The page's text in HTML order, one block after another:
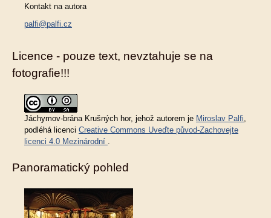
Kontakt na autora
palfi@palfi.cz
Licence - pouze text, nevztahuje se na
fotografie!!!
Jáchymov-brána Krušných hor, jehož autorem je Miroslav Palfi
podléhá licenci Creative Commons Uveďte původ-Zachovejte
licenci 4.0 Mezinárodní
Panoramatický pohled